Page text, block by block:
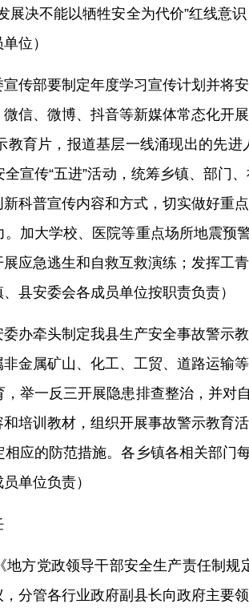
展决不能以牺牲安全为代价”红线意
位）
宣传部要制定年度学习宣传计划 并将
信、微博、抖音等新媒体常态化开展
教育片， 报道基层一线涌现出的先进
全宣传“五进”活动， 统筹乡镇、部门
科普宣传内容和方式，切实做好重
加大学校、医院等重点场所地震预
展应急逃生和自救互救演练 ； 发挥工青
县安委会各成员单位按职责负责）
委办牵头制定我县生产安全事故警示
金属矿山、化工、工贸、道路运
，举一反三开展隐患排查整治， 并对
培训教材，组织开展事故警示教育
应的防范措施。各 乡镇各相关部门
单位负责）
《地方党政领导干部安全生产责任制规
分管各行业政府副县长向政府主要领